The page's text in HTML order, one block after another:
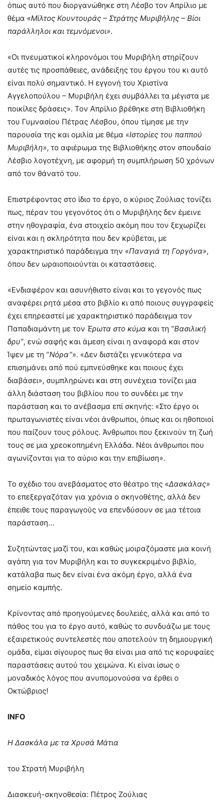
όπως αυτό που διοργανώθηκε στη Λέσβο τον Απρίλιο με
θέμα «Μίλτος Κουντουράς – Στράτης Μυριβήλης – Βίοι
παράλληλοι και τεμνόμενοι».
«Οι πνευματικοί κληρονόμοι του Μυριβήλη στηρίζουν
αυτές τις προσπάθειες, ανάδειξης του έργου του κι αυτό
είναι πολύ σημαντικό. Η εγγονή του Χριστίνα
Αγγελοπούλου – Μυριβήλη έχει συμβάλλει τα μέγιστα με
ποικίλες δράσεις». Τον Απρίλιο βρέθηκε στη Βιβλιοθήκη
του Γυμνασίου Πέτρας Λέσβου, όπου τίμησε με την
παρουσία της και ομιλία με θέμα «Ιστορίες του παππού
Μυριβήλη», το αφιέρωμα της Βιβλιοθήκης στον σπουδαίο
Λέσβιο λογοτέχνη, με αφορμή τη συμπλήρωση 50 χρόνων
από τον θάνατό του.
Επιστρέφοντας στο ίδιο το έργο, ο κύριος Ζούλιας τονίζει
πως, πέραν του γεγονότος ότι ο Μυριβήλης δεν έμεινε
στην ηθογραφία, ένα στοιχείο ακόμη που τον ξεχωρίζει
είναι και η σκληρότητα που δεν κρύβεται, με
χαρακτηριστικό παράδειγμα την «Παναγιά τη Γοργόνα»,
όπου δεν ωραιοποιούνται οι καταστάσεις.
«Ενδιαφέρον και ασυνήθιστο είναι και το γεγονός πως
αναφέρει ρητά μέσα στο βιβλίο κι από ποιους συγγραφείς
έχει επηρεαστεί με χαρακτηριστικό παράδειγμα τον
Παπαδιαμάντη με τον Έρωτα στο κύμα και τη “Βασιλική
δρυ”, ενώ σαφής και άμεση είναι η αναφορά και στον
Ίψεν με τη “Νόρα”». «Δεν διστάζει γενικότερα να
επισημάνει από πού εμπνεύσθηκε και ποιους έχει
διαβάσει», συμπληρώνει και στη συνέχεια τονίζει μια
άλλη διάσταση του βιβλίου που το συνδέει με την
παράσταση και το ανέβασμα επί σκηνής: «Στο έργο οι
πρωταγωνιστές είναι νέοι άνθρωποι, όπως και οι ηθοποιοί
που παίζουν τους ρόλους. Άνθρωποι που ξεκινούν τη ζωή
τους σε μια χρεοκοπημένη Ελλάδα. Νέοι άνθρωποι που
αγωνίζονται για το αύριο και την επιβίωση».
Το σχέδιο του ανεβάσματος στο θέατρο της «Δασκάλας»
το επεξεργαζόταν για χρόνια ο σκηνοθέτης, αλλά δεν
έπειθε τους παραγωγούς να επενδύσουν σε μια τέτοια
παράσταση…
Συζητώντας μαζί του, και καθώς μοιραζόμαστε μια κοινή
αγάπη για τον Μυριβήλη και το συγκεκριμένο βιβλίο,
κατάλαβα πως δεν είναι ένα ακόμη έργο, αλλά ένα
σημείο καμπής.
Κρίνοντας από προηγούμενες δουλειές, αλλά και από το
πάθος του για το έργο αυτό, καθώς το συνδυάζω με τους
εξαιρετικούς συντελεστές που αποτελούν τη δημιουργική
ομάδα, είμαι σίγουρος πως θα είναι μια από τις κορυφαίες
παραστάσεις αυτού του χειμώνα. Κι είναι ίσως ο
μοναδικός λόγος που ανυπομονούσα να έρθει ο
Οκτώβριος!
INFO
Η Δασκάλα με τα Χρυσά Μάτια
του Στρατή Μυριβήλη
Διασκευή-σκηνοθεσία: Πέτρος Ζούλιας